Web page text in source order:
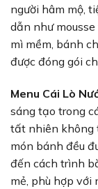
người hâm mộ,
dẫn như
mì mềm, bánh
được đóng gói
Menu Cái Lò
sáng tạo trong
tất nhiên không
món bánh đều
đến cách trình
mẻ, phù hợp với